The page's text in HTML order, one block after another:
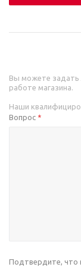
Вы можете задать
работе магазина.
Наши
Вопрос *
Подтвердите, что